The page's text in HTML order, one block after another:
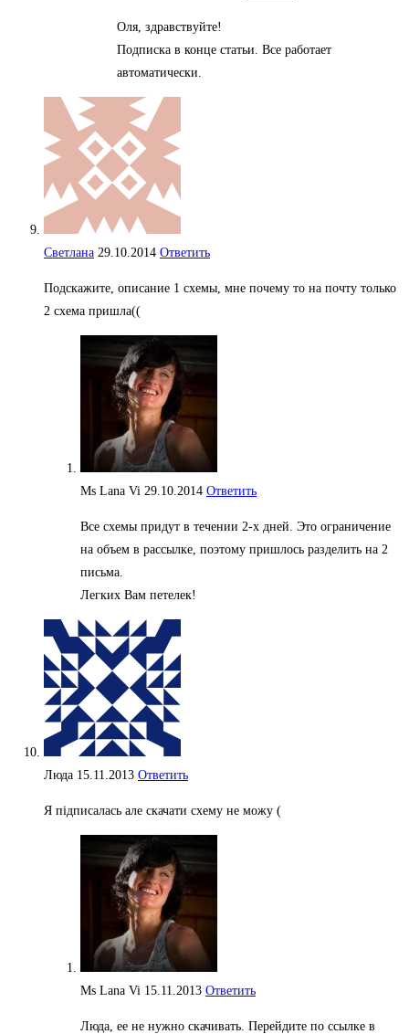
Оля, здравствуйте!
Подписка в конце статьи. Все работает
автоматически.
Светлана 29.10.2014 Ответить
Подскажите, описание 1 схемы, мне почему то на почту только
2 схема пришла((
Ms Lana Vi 29.10.2014 Ответить
Все схемы придут в течении 2-х дней. Это ограничение
на объем в рассылке, поэтому пришлось разделить на 2
письма.
Легких Вам петелек!
Люда 15.11.2013 Ответить
Я підписалась але скачати схему не можу (
Ms Lana Vi 15.11.2013 Ответить
Люда, ее не нужно скачивать. Перейдите по ссылке в